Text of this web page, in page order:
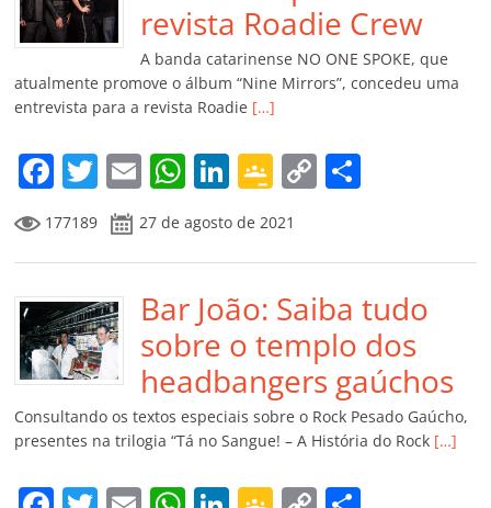
o
k
p a
ss
ro
o
m
k h
ar
revista Roadie Crew
A banda catarinense NO ONE SPOKE, que
atualmente promove o álbum “Nine Mirrors”, concedeu uma
entrevista para a revista Roadie […]
F
a
c
e
b
o
o
k
T
w
itt
er
E
m
ai
l
W
at
s
A
p
p
Li
n
k
e
dI
n
G
o
o
gl
e
Cl
a
ss
ro
o
C
y
Li
n
k
p
ar
til
h
ar
177189 27 de agosto de 2021
Bar João: Saiba tudo
sobre o templo dos
headbangers gaúchos
Consultando os textos especiais sobre o Rock Pesado Gaúcho,
presentes na trilogia “Tá no Sangue! – A História do Rock […]